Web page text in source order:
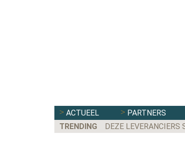
ACTUEEL PARTNERS
TRENDING
DEZE